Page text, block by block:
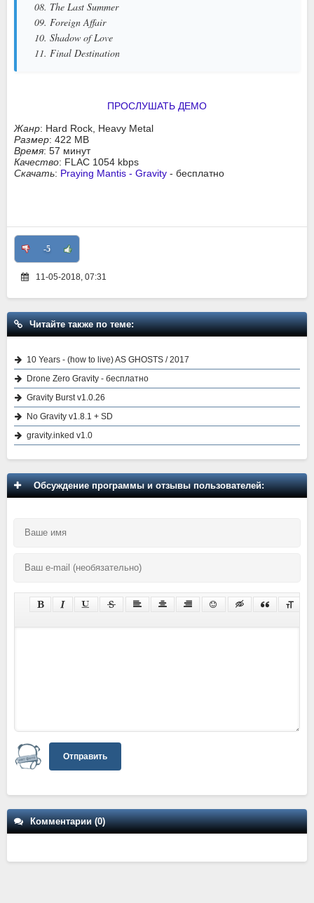
08. The Last Summer
09. Foreign Affair
10. Shadow of Love
11. Final Destination
ПРОСЛУШАТЬ ДЕМО
Жанр: Hard Rock, Heavy Metal
Размер: 422 MB
Время: 57 минут
Качество: FLAC 1054 kbps
Скачать: Praying Mantis - Gravity - бесплатно
-5
11-05-2018, 07:31
Читайте также по теме:
10 Years - (how to live) AS GHOSTS / 2017
Drone Zero Gravity - бесплатно
Gravity Burst v1.0.26
No Gravity v1.8.1 + SD
gravity.inked v1.0
Обсуждение программы и отзывы пользователей:
Отправить
Комментарии (0)